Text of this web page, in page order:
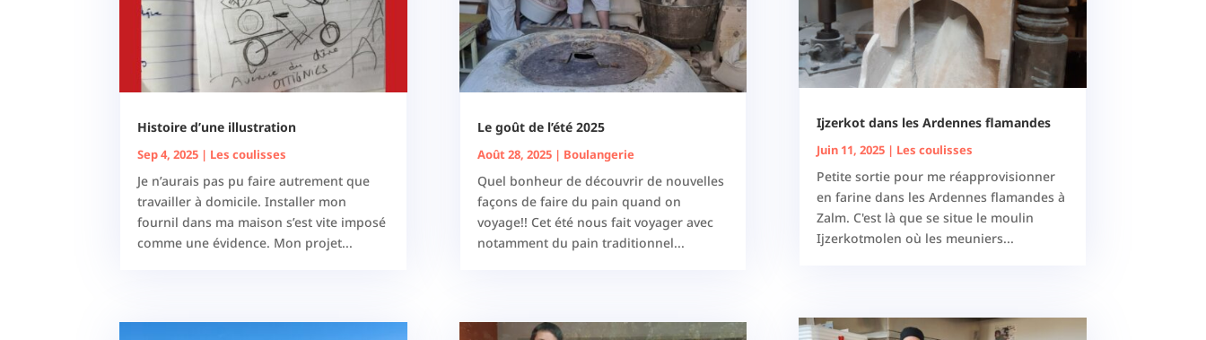
Histoire d’une illustration
Sep 4, 2025 | Les coulisses
Je n’aurais pas pu faire autrement que
travailler à domicile. Installer mon
fournil dans ma maison s’est vite imposé
comme une évidence. Mon projet...
Le goût de l’été 2025
Août 28, 2025| Boulangerie
Quel bonheur de découvrir de nouvelles
façons de faire du pain quand on
voyage!! Cet été nous fait voyager avec
notamment du pain traditionnel...
Ijzerkot dans les Ardennes flamandes
Juin 11, 2025| Les coulisses
Petite sortie pour me réapprovisionner
en farine dans les Ardennes flamandes à
Zalm. C'est là que se situe le moulin
Ijzerkotmolen où les meuniers...